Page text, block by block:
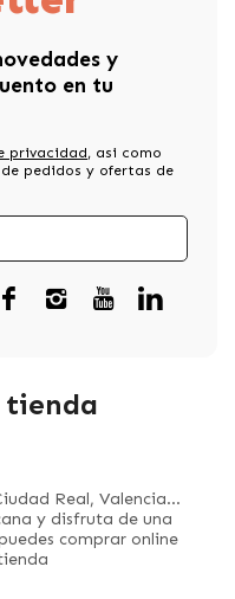
y
en tu
privacidad, asi como
pedidos y ofertas de
tienda
Real, Valencia...
y disfruta de una
comprar online